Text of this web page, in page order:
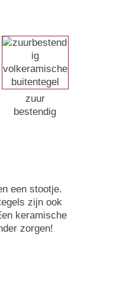
zuur
bestendig
een stootje.
zijn ook
keramische
zorgen!